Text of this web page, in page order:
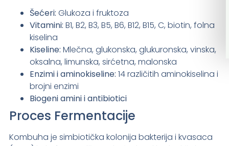
Šećeri: Glukoza i fruktoza
Vitamini: B1, B2, B3, B5, B6, B12, B15, C, biotin, folna
kiselina
Kiseline: Mlečna, glukonska, glukuronska, vinska,
oksalna, limunska, sirćetna, malonska
Enzimi i aminokiseline: 14 različitih aminokiselina i
brojni enzimi
Biogeni amini i antibiotici
Proces Fermentacije
Kombuha je simbiotička kolonija bakterija i kvasaca